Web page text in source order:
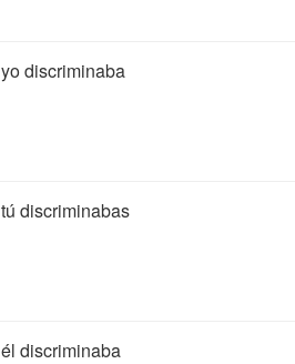
yo discriminaba
tú discriminabas
él discriminaba